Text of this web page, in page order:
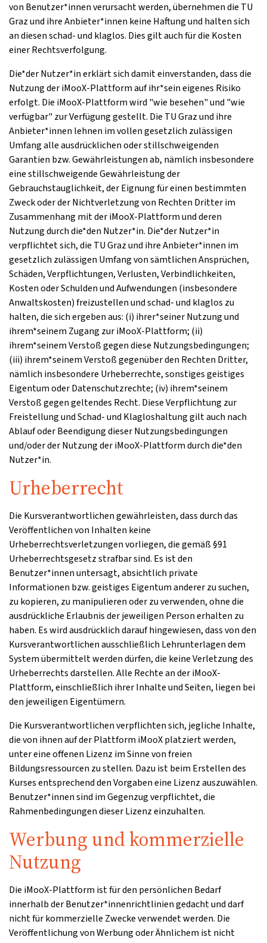
von Benutzer*innen verursacht werden, übernehmen die TU
Graz und ihre Anbieter*innen keine Haftung und halten sich
an diesen schad- und klaglos. Dies gilt auch für die Kosten
einer Rechtsverfolgung.
Die*der Nutzer*in erklärt sich damit einverstanden, dass die
Nutzung der iMooX-Plattform auf ihr*sein eigenes Risiko
erfolgt. Die iMooX-Plattform wird "wie besehen" und "wie
verfügbar" zur Verfügung gestellt. Die TU Graz und ihre
Anbieter*innen lehnen im vollen gesetzlich zulässigen
Umfang alle ausdrücklichen oder stillschweigenden
Garantien bzw. Gewährleistungen ab, nämlich insbesondere
eine stillschweigende Gewährleistung der
Gebrauchstauglichkeit, der Eignung für einen bestimmten
Zweck oder der Nichtverletzung von Rechten Dritter im
Zusammenhang mit der iMooX-Plattform und deren
Nutzung durch die*den Nutzer*in. Die*der Nutzer*in
verpflichtet sich, die TU Graz und ihre Anbieter*innen im
gesetzlich zulässigen Umfang von sämtlichen Ansprüchen,
Schäden, Verpflichtungen, Verlusten, Verbindlichkeiten,
Kosten oder Schulden und Aufwendungen (insbesondere
Anwaltskosten) freizustellen und schad- und klaglos zu
halten, die sich ergeben aus: (i) ihrer*seiner Nutzung und
ihrem*seinem Zugang zur iMooX-Plattform; (ii)
ihrem*seinem Verstoß gegen diese Nutzungsbedingungen;
(iii) ihrem*seinem Verstoß gegenüber den Rechten Dritter,
nämlich insbesondere Urheberrechte, sonstiges geistiges
Eigentum oder Datenschutzrechte; (iv) ihrem*seinem
Verstoß gegen geltendes Recht. Diese Verpflichtung zur
Freistellung und Schad- und Klagloshaltung gilt auch nach
Ablauf oder Beendigung dieser Nutzungsbedingungen
und/oder der Nutzung der iMooX-Plattform durch die*den
Nutzer*in.
Urheberrecht
Die Kursverantwortlichen gewährleisten, dass durch das
Veröffentlichen von Inhalten keine
Urheberrechtsverletzungen vorliegen, die gemäß §91
Urheberrechtsgesetz strafbar sind. Es ist den
Benutzer*innen untersagt, absichtlich private
Informationen bzw. geistiges Eigentum anderer zu suchen,
zu kopieren, zu manipulieren oder zu verwenden, ohne die
ausdrückliche Erlaubnis der jeweiligen Person erhalten zu
haben. Es wird ausdrücklich darauf hingewiesen, dass von den
Kursverantwortlichen ausschließlich Lehrunterlagen dem
System übermittelt werden dürfen, die keine Verletzung des
Urheberrechts darstellen. Alle Rechte an der iMooX-
Plattform, einschließlich ihrer Inhalte und Seiten, liegen bei
den jeweiligen Eigentümern.
Die Kursverantwortlichen verpflichten sich, jegliche Inhalte,
die von ihnen auf der Plattform iMooX platziert werden,
unter eine offenen Lizenz im Sinne von freien
Bildungsressourcen zu stellen. Dazu ist beim Erstellen des
Kurses entsprechend den Vorgaben eine Lizenz auszuwählen.
Benutzer*innen sind im Gegenzug verpflichtet, die
Rahmenbedingungen dieser Lizenz einzuhalten.
Werbung und kommerzielle
Nutzung
Die iMooX-Plattform ist für den persönlichen Bedarf
innerhalb der Benutzer*innenrichtlinien gedacht und darf
nicht für kommerzielle Zwecke verwendet werden. Die
Veröffentlichung von Werbung oder Ähnlichem ist nicht